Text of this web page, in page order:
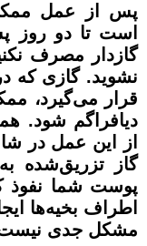
پس از عمل
است تا دو روز
گازدار مصرف
نشوید. گازی که
قرار می‌گیرد،
دیافراگم شود.
از این عمل در
گاز تزریق‌شده
پوست شما نفوذ
اطراف بخیه‌ها
مشکل جدی نیست